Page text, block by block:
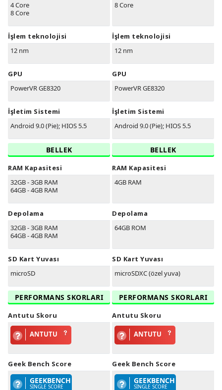
4 Core
8 Core
İşlem teknolojisi
12 nm
GPU
PowerVR GE8320
İşletim Sistemi
Android 9.0 (Pie); HIOS 5.5
BELLEK
RAM Kapasitesi
32GB - 3GB RAM
64GB - 4GB RAM
Depolama
32GB - 3GB RAM
64GB - 4GB RAM
SD Kart Yuvası
microSD
PERFORMANS SKORLARI
Antutu Skoru
ANTUTU
Geek Bench Score
GEEKBENCH
SINGLE SCORE
8 Core
İşlem teknolojisi
12 nm
GPU
PowerVR GE8320
İşletim Sistemi
Android 9.0 (Pie); HIOS 5.5
BELLEK
RAM Kapasitesi
4GB RAM
Depolama
64GB ROM
SD Kart Yuvası
microSDXC (özel yuva)
PERFORMANS SKORLARI
Antutu Skoru
ANTUTU
Geek Bench Score
GEEKBENCH
SINGLE SCORE